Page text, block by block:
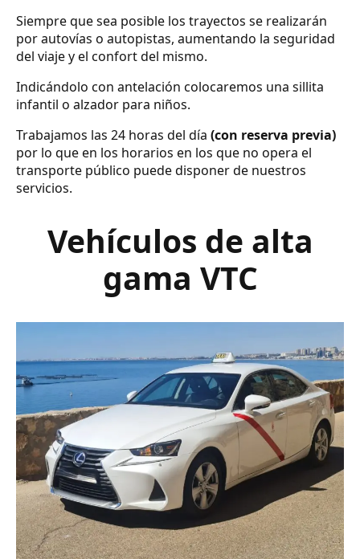
Siempre que sea posible los trayectos se realizarán
por autovías o autopistas, aumentando la seguridad
del viaje y el confort del mismo.
Indicándolo con antelación colocaremos una sillita
infantil o alzador para niños.
Trabajamos las 24 horas del día (con reserva previa)
por lo que en los horarios en los que no opera el
transporte público puede disponer de nuestros
servicios.
Vehículos de alta
gama VTC